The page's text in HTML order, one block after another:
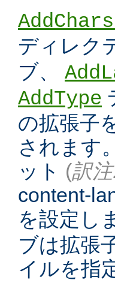
ディレク
ブ、
AddType
の拡張子
されます
ット (訳
content-
を設定し
ブは拡張
イルを指